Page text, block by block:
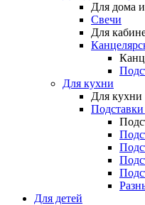
Для дома
Свечи
Для
Для кухни
Для кухни
Для детей